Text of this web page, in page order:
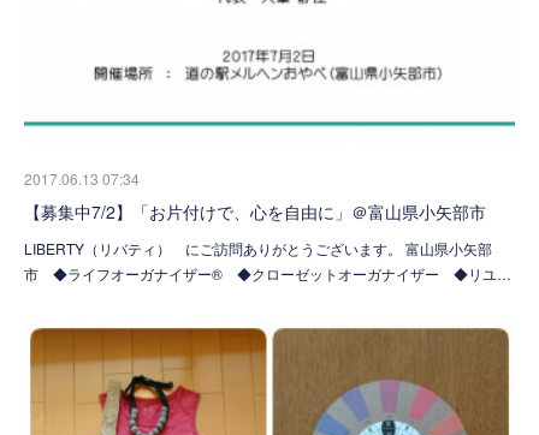
2017.06.13 07:34
【募集中7/2】「お片付けで、心を自由に」＠富山県小矢部市
LIBERTY（リバティ） にご訪問ありがとうございます。 富山県小矢部
市 ◆ライフオーガナイザー® ◆クローゼットオーガナイザー ◆リユ…